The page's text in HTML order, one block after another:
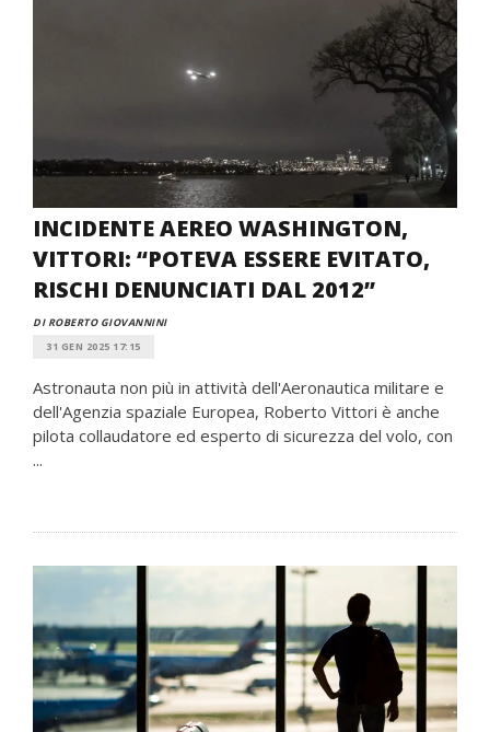
INCIDENTE AEREO WASHINGTON,
VITTORI: “POTEVA ESSERE EVITATO,
RISCHI DENUNCIATI DAL 2012”
DI ROBERTO GIOVANNINI
31 GEN 2025 17:15
Astronauta non più in attività dell'Aeronautica militare e
dell'Agenzia spaziale Europea, Roberto Vittori è anche
pilota collaudatore ed esperto di sicurezza del volo, con
...